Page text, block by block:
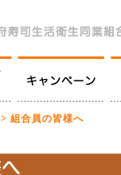
> 組合員の皆様へ